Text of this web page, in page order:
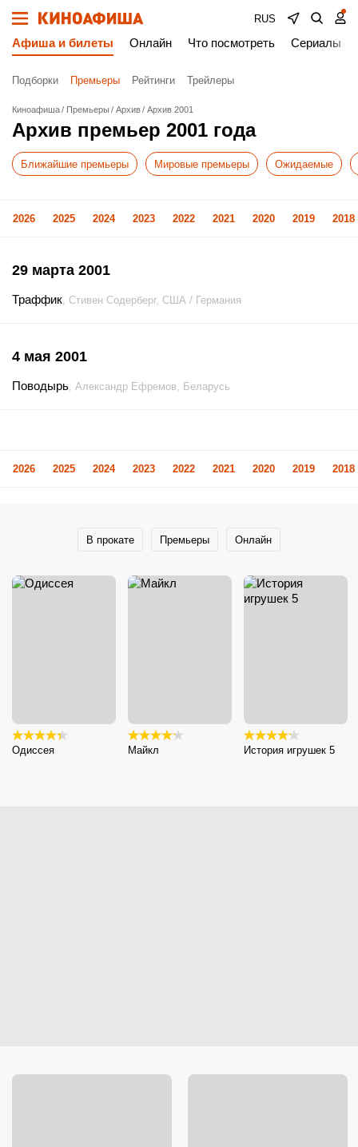
RUS
Афиша и билеты Онлайн Что посмотреть Сериалы
Подборки Премьеры Рейтинги Трейлеры
Киноафиша Премьеры Архив Архив 2001
Архив премьер 2001 года
Ближайшие премьеры Мировые премьеры Ожидаемые
2026 2025 2024 2023 2022 2021 2020 2019 2018
29 марта 2001
Траффик, Стивен Содерберг, США / Германия
4 мая 2001
Поводырь, Александр Ефремов, Беларусь
2026 2025 2024 2023 2022 2021 2020 2019 2018
В прокате Премьеры Онлайн
Одиссея Майкл История игрушек 5